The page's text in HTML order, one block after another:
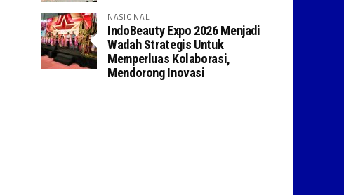
NASIONAL
IndoBeauty Expo 2026 Menjadi
Wadah Strategis Untuk
Memperluas Kolaborasi,
Mendorong Inovasi